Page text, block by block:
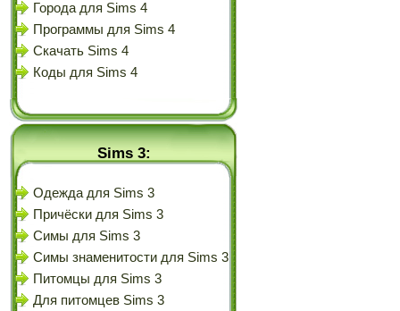
Города для Sims 4
Программы для Sims 4
Скачать Sims 4
Коды для Sims 4
Sims 3:
Одежда для Sims 3
Причёски для Sims 3
Симы для Sims 3
Симы знаменитости для Sims 3
Питомцы для Sims 3
Для питомцев Sims 3